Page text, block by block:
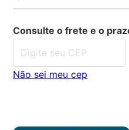
Consulte o frete e o
Não sei meu cep